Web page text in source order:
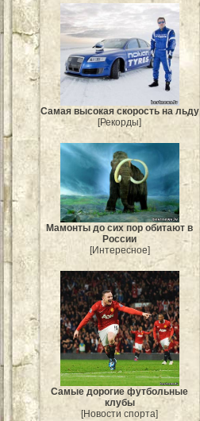
Самая высокая скорость на льду
[Рекорды]
Мамонты до сих пор обитают в
России
[Интересное]
Самые дорогие футбольные
клубы
[Новости спорта]